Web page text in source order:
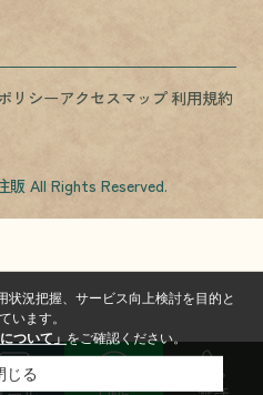
リシーアクセスマップ利用規約
販 All Rights Reserved.
状況把握、サービス向上検討を目的と
います。
ついて」をご確認ください。
じる